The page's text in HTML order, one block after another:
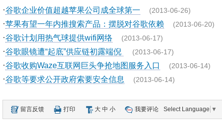
·谷歌企业价值超越苹果公司成全球第一 (2013-06-26)
·苹果有望一年内推搜索产品：摆脱对谷歌依赖 (2013-06-20)
·谷歌计划用热气球提供wifi网络 (2013-06-17)
·谷歌眼镜遭“起底”供应链初露端倪 (2013-06-17)
·谷歌收购Waze互联网巨头争抢地图服务入口 (2013-06-14)
·谷歌等要求公开政府索要安全信息 (2013-06-14)
留言反馈 打印 大 中 小 我要评论 Select Language ▼